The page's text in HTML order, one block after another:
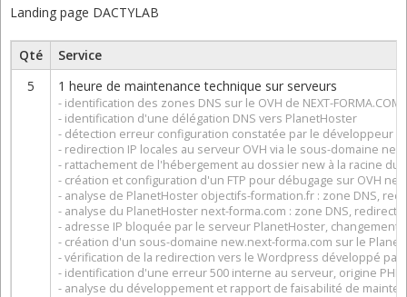
Landing page DACTYLAB
Qté
Service
5
1 heure de maintenance technique sur serveurs
- identification des zones DNS sur le OVH de NEXT-FORMA.COM
- identification d'une délégation DNS vers PlanetHoster
- détection erreur configuration constatée par le développeur
- redirection IP locales au serveur OVH via le sous-domaine
- rattachement de l'hébergement au dossier new à la racine du
- création et configuration d'un FTP pour débugage sur OVH
- analyse de PlanetHoster objectifs-formation.fr : zone DNS,
- analyse du PlanetHoster next-forma.com : zone DNS,
- adresse IP bloquée par le serveur PlanetHoster, changement
- création d'un sous-domaine new.next-forma.com sur le
- vérification de la redirection vers le Wordpress développé
- identification d'une erreur 500 interne au serveur, origine
- analyse du développement et rapport de faisabilité de